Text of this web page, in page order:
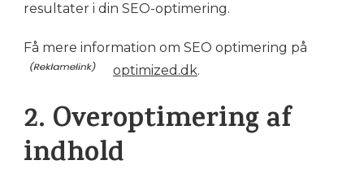
resultater i din SEO-optimering.
Få mere information om SEO optimering på
optimized.dk.
2. Overoptimering af
indhold